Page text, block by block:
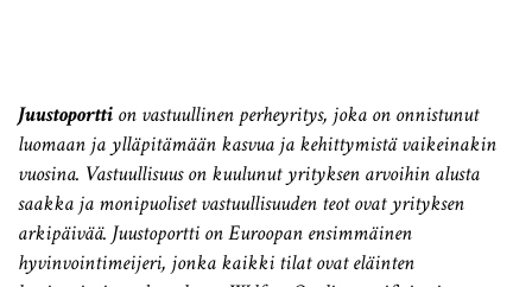
Juustoportti on vastuullinen perheyritys, joka on onnistunut
luomaan ja ylläpitämään kasvua ja kehittymistä vaikeinakin
vuosina. Vastuullisuus on kuulunut yrityksen arvoihin alusta
saakka ja monipuoliset vastuullisuuden teot ovat yrityksen
arkipäivää. Juustoportti on Euroopan ensimmäinen
hyvinvointimeijeri, jonka kaikki tilat ovat eläinten